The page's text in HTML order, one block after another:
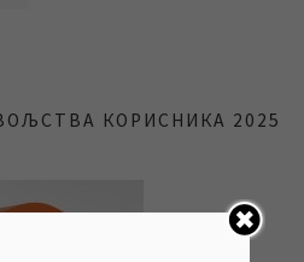
КОРИСНИКА 2025